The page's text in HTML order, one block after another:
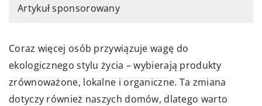
Artykuł sponsorowany
Coraz więcej osób przywiązuje wagę do
ekologicznego stylu życia – wybierają produkty
zrównoważone, lokalne i organiczne. Ta zmiana
dotyczy również naszych domów, dlatego warto